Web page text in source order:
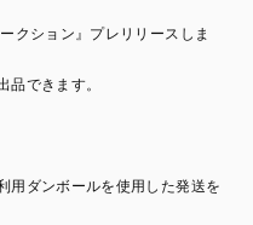
クション』プレリリースしま
できます。
用ダンボールを使用した発送を